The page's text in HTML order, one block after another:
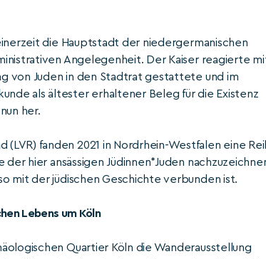
die Hauptstadt der niedergermanischen
Angelegenheit. Der Kaiser reagierte
von Juden in den Stadtrat gestattete und im
als ältester erhaltener Beleg für die Existenz
her.
fanden 2021 in Nordrhein-Westfalen eine
hier ansässigen Jüdinnen*Juden
mit der jüdischen Geschichte verbunden ist.
Lebens um Köln
Quartier Köln die Wanderausstellung